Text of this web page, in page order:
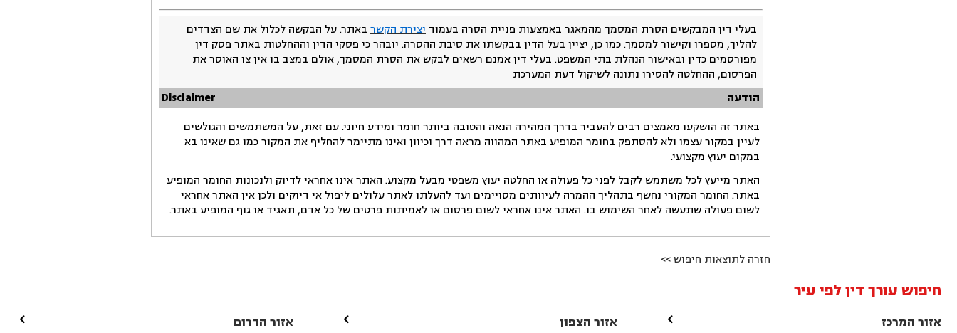
בעלי דין המבקשים הסרת המסמך מהמאגר באמצעות פניית הסרה בעמוד יצירת הקשר באתר. על הבקשה לכלול את שם הצדדים
להליך, מספרו וקישור למסמך. כמו כן, יציין בעל הדין בבקשתו את סיבת ההסרה. יובהר כי פסקי הדין וההחלטות באתר פסק דין
מפורסמים כדין ובאישור הנהלת בתי המשפט. בעלי דין אמנם רשאים לבקש את הסרת המסמך, אולם במצב בו אין צו האוסר את
הפרסום, ההחלטה להסירו נתונה לשיקול דעת המערכת
הודעה
Disclaimer
באתר זה הושקעו מאמצים רבים להעביר בדרך המהירה הנאה והטובה ביותר חומר ומידע חיוני. עם זאת, על המשתמשים והגולשים
לעיין במקור עצמו ולא להסתפק בחומר המופיע באתר המהווה מראה דרך וכיוון ואינו מתיימר להחליף את המקור כמו גם שאינו בא
במקום יעוץ מקצועי.
האתר מייעץ לכל משתמש לקבל לפני כל פעולה או החלטה יעוץ משפטי מבעל מקצוע. האתר אינו אחראי לדיוק ולנכונות החומר המופיע
באתר. החומר המקורי נחשף בתהליך ההמרה לעיוותים מסויימים ועד להעלתו לאתר עלולים ליפול אי דיוקים ולכן אין האתר אחראי
לשום פעולה שתעשה לאחר השימוש בו. האתר אינו אחראי לשום פרסום או לאמיתות פרטים של כל אדם, תאגיד או גוף המופיע באתר.
חזרה לתוצאות חיפוש >>
חיפוש עורך דין לפי עיר
אזור המרכז  אזור הצפון  אזור הדרום 